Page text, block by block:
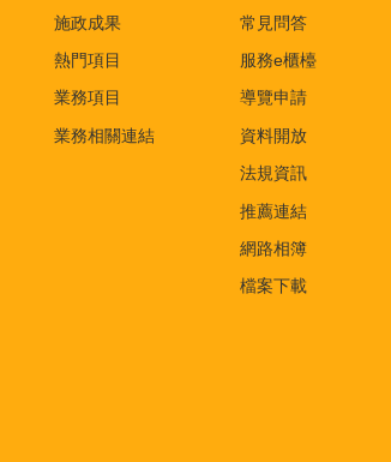
施政成果
熱門項目
業務項目
業務相關連結
常見問答
服務e櫃檯
導覽申請
資料開放
法規資訊
推薦連結
網路相簿
檔案下載